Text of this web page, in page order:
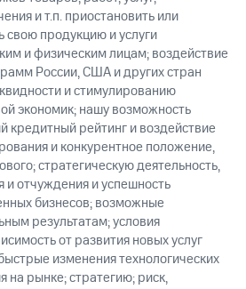
и т.п. приостановить или
свою продукцию и услуги
и физическим лицам; воздействие
России, США и других стран
и стимулированию
экономик; нашу возможность
кредитный рейтинг и воздействие
и конкурентное положение,
стратегическую деятельность,
и отчуждения и успешность
бизнесов; возможные
результатам; условия
от развития новых услуг
изменения технологических
на рынке; стратегию; риск,